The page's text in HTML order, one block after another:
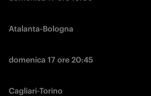
Atalanta-Bologna
domenica 17 ore 20:45
Cagliari-Torino